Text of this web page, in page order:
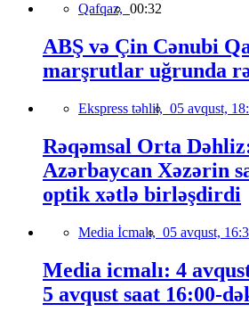
Qafqaz, 00:32
ABŞ və Çin Cənubi
marşrutlar uğrunda
Ekspress təhlil, 05 avqust,
Rəqəmsal Orta
Azərbaycan Xəzərin
optik xətlə birləşdirdi
Media İcmalı, 05 avqust,
Media icmalı: 4
5 avqust saat 16:00-